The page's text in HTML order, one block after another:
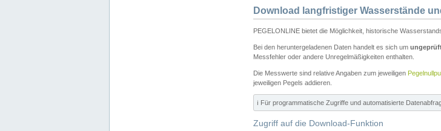
Download langfristiger Wasserstände
PEGELONLINE bietet die Möglichkeit, historische
Bei den heruntergeladenen Daten handelt es sich um
Messfehler oder andere Unregelmäßigkeiten enthalten.
Die Messwerte sind relative Angaben zum jeweiligen
jeweiligen Pegels addieren.
ℹ️ Für programmatische Zugriffe und automatisierte
Zugriff auf die Download-Funktion